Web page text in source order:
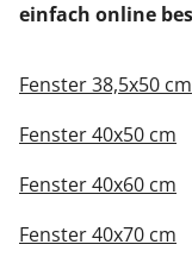
einfach online
Fenster 38,5x50 cm
Fenster 40x50 cm
Fenster 40x60 cm
Fenster 40x70 cm